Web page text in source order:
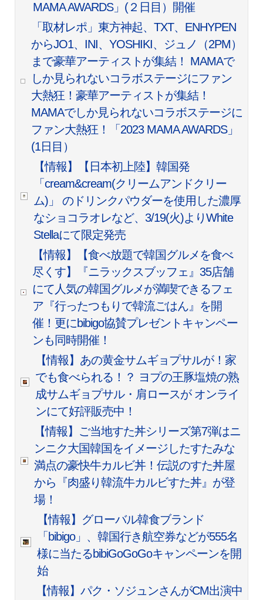
MAMA AWARDS」(２日目）開催
「取材レポ」東方神起、TXT、ENHYPEN
からJO1、INI、YOSHIKI、ジュノ（2PM）
まで豪華アーティストが集結！ MAMAで
しか見られないコラボステージにファン
大熱狂！豪華アーティストが集結！
MAMAでしか見られないコラボステージに
ファン大熱狂！「2023 MAMA AWARDS」
(1日目）
【情報】【日本初上陸】韓国発
「cream&cream(クリームアンドクリー
ム)」 のドリンクパウダーを使用した濃厚
なショコラオレなど、3/19(火)よりWhite
Stellaにて限定発売
【情報】【食べ放題で韓国グルメを食べ
尽くす】『ニラックスブッフェ』35店舗
にて人気の韓国グルメが満喫できるフェ
ア『行ったつもりで韓流ごはん』を開
催！更にbibigo協賛プレゼントキャンペー
ンも同時開催！
【情報】あの黄金サムギョプサルが！家
でも食べられる！？ ヨプの王豚塩焼の熟
成サムギョプサル・肩ロースが オンライ
ンにて好評販売中！
【情報】ご当地すた丼シリーズ第7弾はニ
ンニク大国韓国をイメージしたすたみな
満点の豪快牛カルビ丼！伝説のすた丼屋
から『肉盛り韓流牛カルビすた丼』が登
場！
【情報】グローバル韓食ブランド
「bibigo」、韓国行き航空券などが555名
様に当たるbibiGoGoGoキャンペーンを開
始
【情報】パク・ソジュンさんがCM出演中